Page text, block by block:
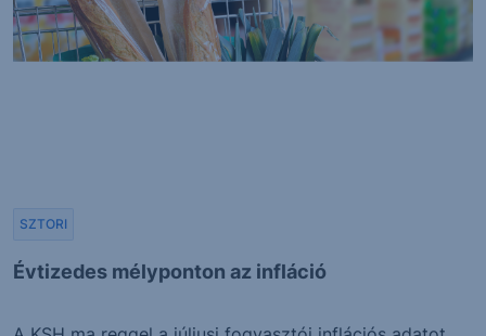
Évtizedes mélyponton az infláció
SZTORI